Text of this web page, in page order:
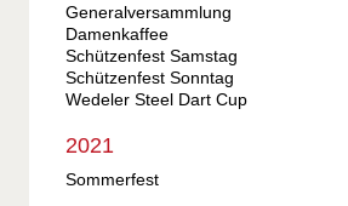
Generalversammlung
Damenkaffee
Schützenfest Samstag
Schützenfest Sonntag
Wedeler Steel Dart Cup
2021
Sommerfest